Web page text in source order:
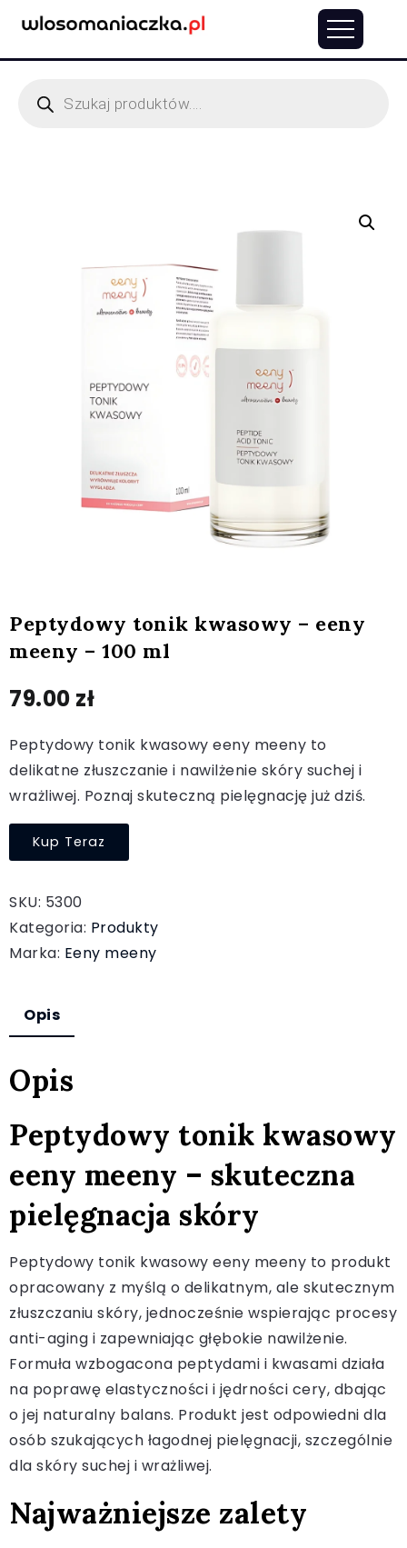
Peptydowy tonik kwasowy – eeny
meeny – 100 ml
79.00 zł
Peptydowy tonik kwasowy eeny meeny to
delikatne złuszczanie i nawilżenie skóry suchej i
wrażliwej. Poznaj skuteczną pielęgnację już dziś.
Kup Teraz
SKU: 5300
Kategoria: Produkty
Marka: Eeny meeny
Opis
Opis
Peptydowy tonik kwasowy
eeny meeny – skuteczna
pielęgnacja skóry
Peptydowy tonik kwasowy eeny meeny to produkt
opracowany z myślą o delikatnym, ale skutecznym
złuszczaniu skóry, jednocześnie wspierając procesy
anti-aging i zapewniając głębokie nawilżenie.
Formuła wzbogacona peptydami i kwasami działa
na poprawę elastyczności i jędrności cery, dbając
o jej naturalny balans. Produkt jest odpowiedni dla
osób szukających łagodnej pielęgnacji, szczególnie
dla skóry suchej i wrażliwej.
Najważniejsze zalety